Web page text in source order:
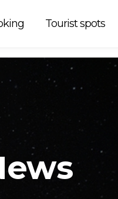
Tourist spots